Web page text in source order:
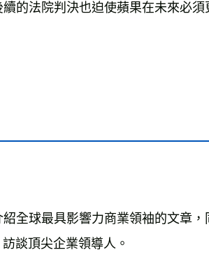
的法院判決也迫使蘋果在未來必須
全球最具影響力商業領袖的文章，
談頂尖企業領導人。